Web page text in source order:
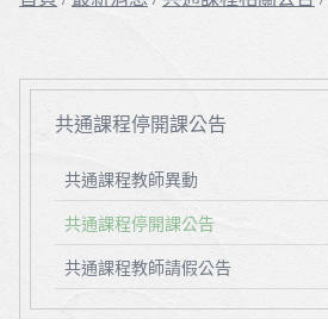
共通課程停開課公告
共通課程教師異動
共通課程停開課公告
共通課程教師請假公告